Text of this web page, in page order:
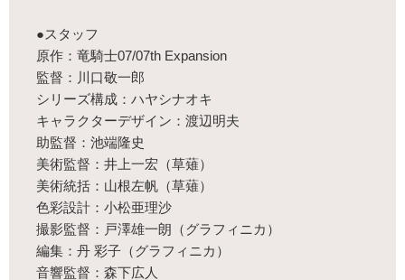
●スタッフ
原作：竜騎士07/07th Expansion
監督：川口敬一郎
シリーズ構成：ハヤシナオキ
キャラクターデザイン：渡辺明夫
助監督：池端隆史
美術監督：井上一宏（草薙）
美術統括：山根左帆（草薙）
色彩設計：小松亜理沙
撮影監督：戸澤雄一朗（グラフィニカ）
編集：丹 彩子（グラフィニカ）
音響監督：森下広人